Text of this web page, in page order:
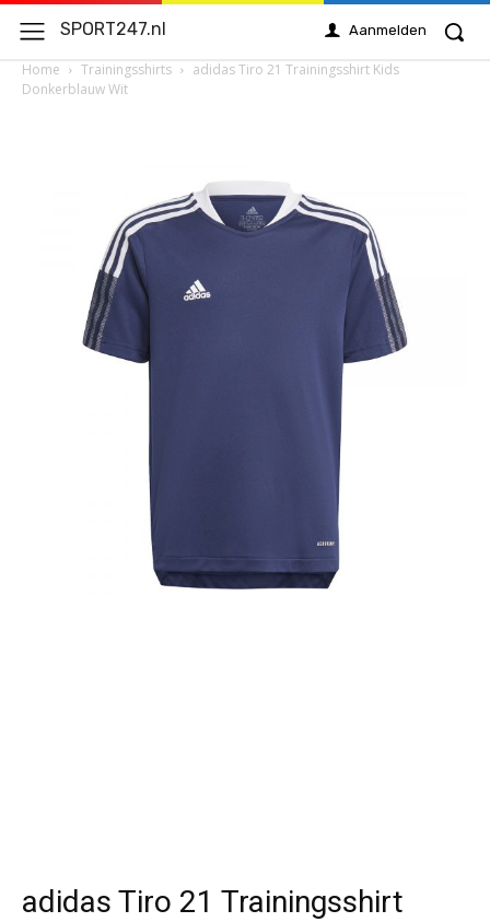
SPORT247.nl Aanmelden
Home Trainingsshirts
adidas Tiro 21 Trainingsshirt Kids
Donkerblauw Wit
adidas Tiro 21 Trainingsshirt